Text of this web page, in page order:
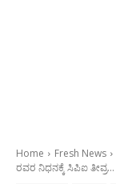
Home Fresh News
ರವರ ನಿಧನಕ್ಕೆ ಸಿಪಿಐ ತೀವ್ರ...